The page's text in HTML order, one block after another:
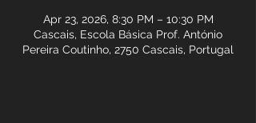
Apr 23, 2026, 8:30 PM – 10:30 PM
Cascais, Escola Básica Prof. António
Pereira Coutinho, 2750 Cascais, Portugal